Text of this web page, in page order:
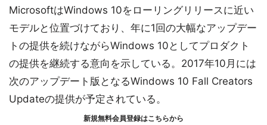
MicrosoftはWindows 10をローリングリリースに近い
モデルと位置づけており、年に1回の大幅なアップデー
トの提供を続けながらWindows 10としてプロダクト
の提供を継続する意向を示している。2017年10月には
次のアップデート版となるWindows 10 Fall Creators
Updateの提供が予定されている。
新規無料会員登録はこちらから